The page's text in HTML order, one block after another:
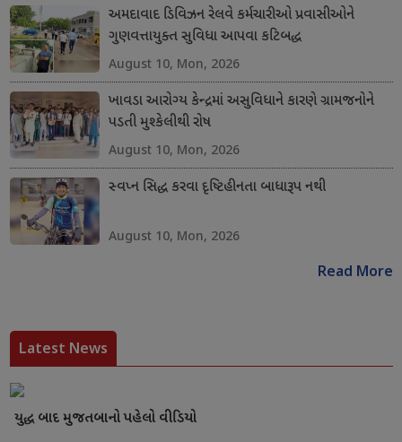
અમદાવાદ ડિવિઝન રેલવે કર્મચારીઓ પ્રવાસીઓને
ગુણવત્તાયુક્ત સુવિધા આપવા કટિબદ્ધ
August 10, Mon, 2026
ખાવડા આરોગ્ય કેન્દ્રમાં અસુવિધાને કારણે ગ્રામજનોને
પડતી મુશ્કેલીથી રોષ
August 10, Mon, 2026
સ્વપ્ન સિદ્ધ કરવા દૃષ્ટિહીનતા બાધારૂપ નથી
August 10, Mon, 2026
Read More
Latest News
યુદ્ધ બાદ મુજતબાનો પહેલો વીડિયો